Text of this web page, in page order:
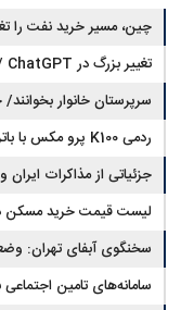
چین، مسیر خرید نفت را
تغییر بزرگ در ChatGPT / چت متنی نامحدود و رایگان
سرپرستان خانوار بخوانند/ حساب این
ردمی K100 پرو مکس با باتری غول‌پیکر و شارژ بی‌سیم روانه بازار می‌شود
جزئیاتی از مذاکرات
مجلس: بیانیه‌ای شامل
است
چقدر سرمایه نیاز دارد؟ +
سخنگوی آبفای تهران:
سامانه‌های تامین